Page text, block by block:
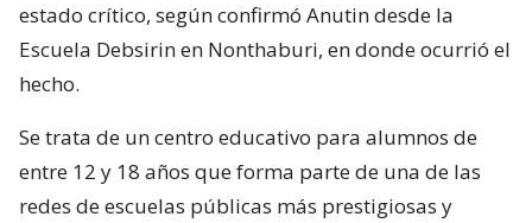
estado crítico, según confirmó Anutin desde la
Escuela Debsirin en Nonthaburi, en donde ocurrió el
hecho.
Se trata de un centro educativo para alumnos de
entre 12 y 18 años que forma parte de una de las
redes de escuelas públicas más prestigiosas y